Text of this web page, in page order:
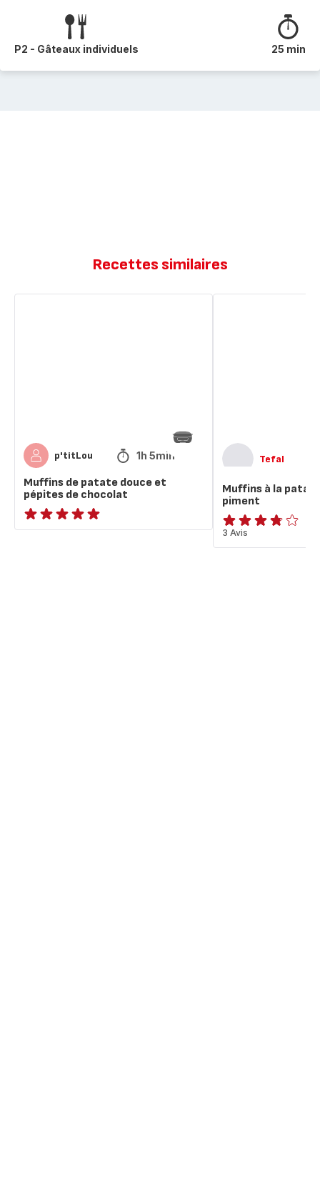
P2 - Gâteaux individuels 25 min
Recettes similaires
p'titLou 1h 5min
Muffins de patate douce et
pépites de chocolat
ratings.NaN
Tefal
Muffins à la
piment
ratings.3.7
3 Avis